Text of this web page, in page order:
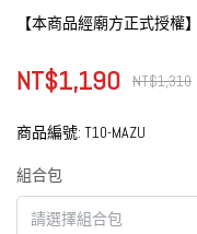
【本商品經廟方正式授
NT$1,190 NT$1,310
商品編號: T10-MAZU
組合包
請選擇組合包